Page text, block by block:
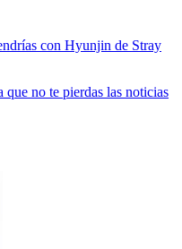
con Hyunjin de Stray
que no te pierdas las noticias